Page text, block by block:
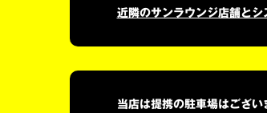
近隣のサンラウンジ店舗とシ
当店は提携の駐車場はござい